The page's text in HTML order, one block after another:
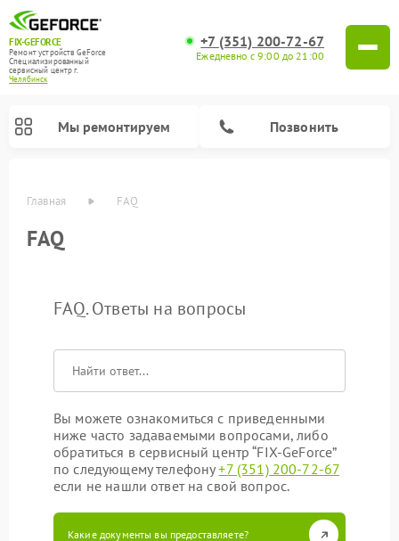
FIX-GEFORCE
Ремонт устройств GeForce
Специализированный
cервисный центр г.
Челябинск
+7 (351) 200-72-67
Ежедневно с 9:00 до 21:00
Мы ремонтируем Позвонить
Главная FAQ
FAQ
FAQ. Ответы на вопросы
Вы можете ознакомиться с приведенными
ниже часто задаваемыми вопросами, либо
обратиться в сервисный центр “FIX-GeForce”
по следующему телефону+7 (351) 200-72-67
если не нашли ответ на свой вопрос.
Какие документы вы предоставляете?